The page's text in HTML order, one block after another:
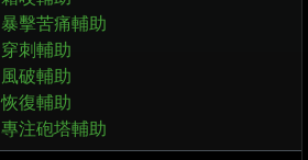
暴擊苦痛輔助
穿刺輔助
風破輔助
恢復輔助
專注砲塔輔助